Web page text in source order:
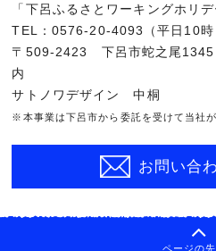
「下呂ふるさとワーキングホリ
TEL：0576-20-4093（平日10時
〒509-2423 下呂市蛇之尾1345
内
サトノワデザイン 中桐
※本事業は下呂市から委託を受けて当社
お問い合
ページの